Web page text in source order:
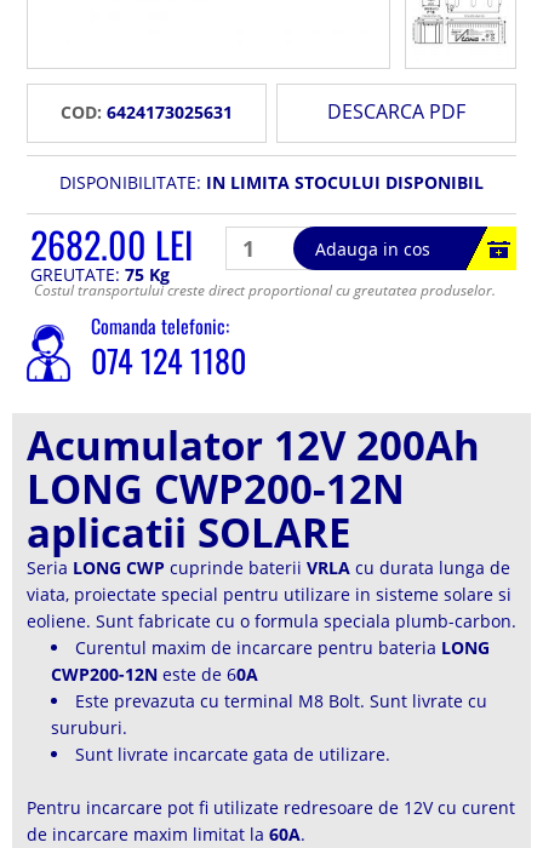
COD: 6424173025631 DESCARCA PDF
DISPONIBILITATE: IN LIMITA STOCULUI DISPONIBIL
2682.00 LEI
Adauga in cos
GREUTATE: 75 Kg
Costul transportului creste direct proportional cu greutatea produselor.
Comanda telefonic:
074 124 1180
Acumulator 12V 200Ah
LONG CWP200-12N
aplicatii SOLARE
Seria LONG CWP cuprinde baterii VRLA cu durata lunga de
viata, proiectate special pentru utilizare in sisteme solare si
eoliene. Sunt fabricate cu o formula speciala plumb-carbon.
Curentul maxim de incarcare pentru bateria LONG
CWP200-12N este de 60A
Este prevazuta cu terminal M8 Bolt. Sunt livrate cu
suruburi.
Sunt livrate incarcate gata de utilizare.
Pentru incarcare pot fi utilizate redresoare de 12V cu curent
de incarcare maxim limitat la 60A.